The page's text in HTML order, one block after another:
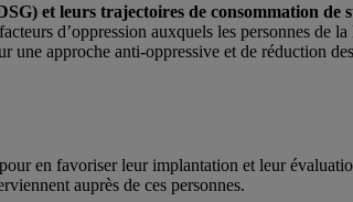
et leurs trajectoires de consommation
d’oppression auxquels les personnes de
une approche anti-oppressive et de réduction
en favoriser leur implantation et leur
auprès de ces personnes.